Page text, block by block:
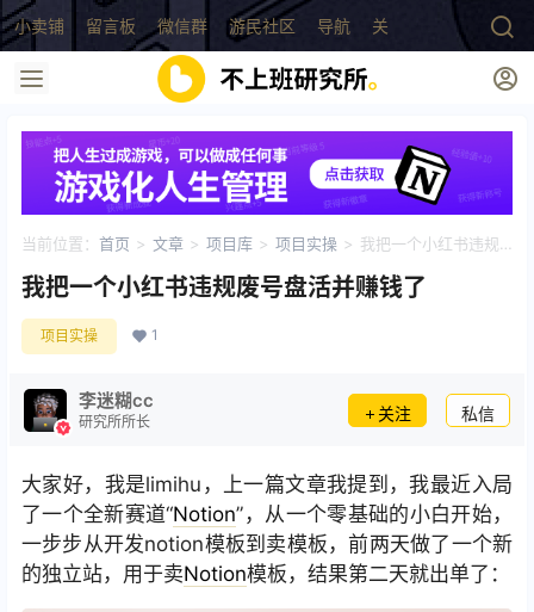
小卖铺 留言板 微信群 游民社区 导航 关于
当前位置： 首页 > 文章 > 项目库 > 项目实操 > 我把一个小红书违规
我把一个小红书违规废号盘活并赚钱了
项目实操 1
李迷糊cc
研究所所长 关注 私信
大家好，我是limihu，上一篇文章我提到，我最近入局
了一个全新赛道“Notion”，从一个零基础的小白开始，
一步步从开发notion模板到卖模板，前两天做了一个新
的独立站，用于卖Notion模板，结果第二天就出单了：